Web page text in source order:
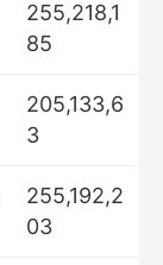
255,218,1
85
205,133,6
3
255,192,2
03